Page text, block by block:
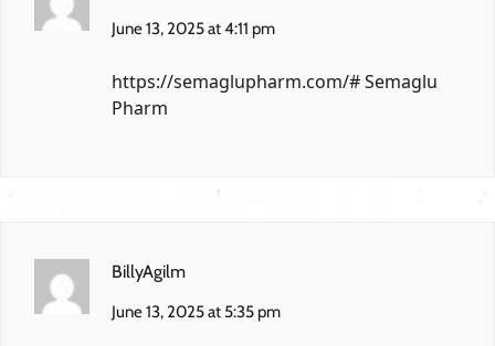
June 13, 2025 at 4:11 pm
https://semaglupharm.com/#Semaglu
Pharm
BillyAgilm
June 13, 2025 at 5:35 pm